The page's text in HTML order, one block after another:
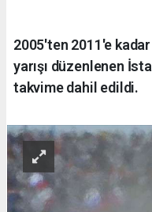
2005'ten 2011'e
yarışı düzenlenen
takvime dahil edildi.